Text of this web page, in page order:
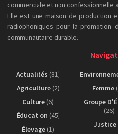
commerciale et non confessionnelle
Elle est une maison de production
radiophoniques pour la promotion
communautaire durable.
Actualités (81)
Agriculture (2)
Culture (6)
Éducation (45)
Élevage (1)
Femme
Groupe
(26)
Justice